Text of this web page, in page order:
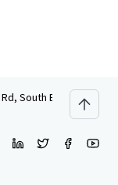
South Brisbane